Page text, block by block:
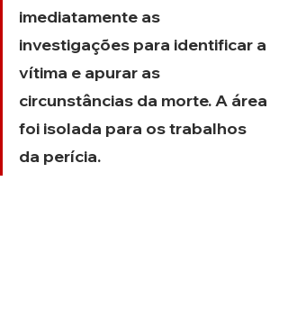
imediatamente as
investigações para identificar a
vítima e apurar as
circunstâncias da morte. A área
foi isolada para os trabalhos
da perícia.